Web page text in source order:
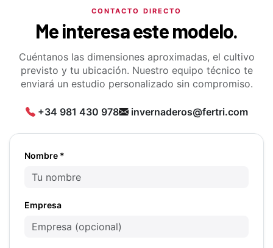
CONTACTO DIRECTO
Me interesa este modelo.
Cuéntanos las dimensiones aproximadas, el cultivo
previsto y tu ubicación. Nuestro equipo técnico te
enviará un estudio personalizado sin compromiso.
+34 981 430 978 invernaderos@fertri.com
Nombre *
Empresa